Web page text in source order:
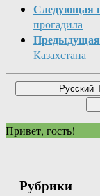
Следующая
прогадила
Казахстана
Привет, гость!
Рубрики